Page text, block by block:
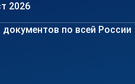
2026
по всей России